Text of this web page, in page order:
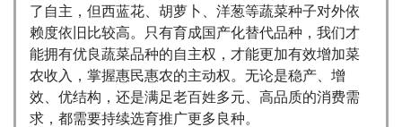
了自主，但西蓝花、胡萝卜、洋葱等蔬菜种子对外依
赖度依旧比较高。只有育成国产化替代品种，我们才
能拥有优良蔬菜品种的自主权，才能更加有效增加菜
农收入，掌握惠民惠农的主动权。无论是稳产、增
效、优结构，还是满足老百姓多元、高品质的消费需
求，都需要持续选育推广更多良种。